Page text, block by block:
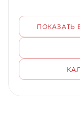
ПОКАЗАТЬ